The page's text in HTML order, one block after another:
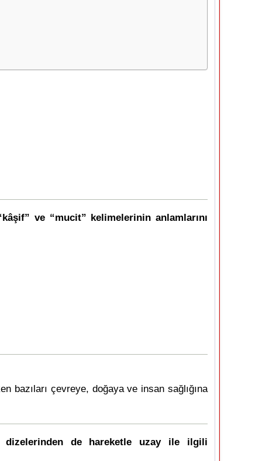
ve “mucit” kelimelerinin anlamlarını
bazıları çevreye, doğaya ve insan sağlığına
dizelerinden de hareketle uzay ile ilgili